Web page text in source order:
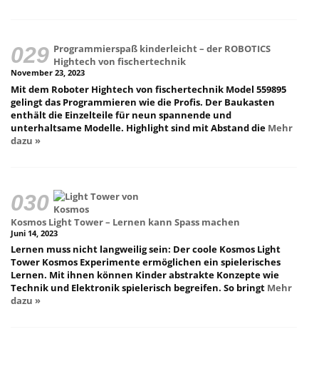
Programmierspaß kinderleicht – der ROBOTICS
Hightech von fischertechnik
November 23, 2023
Mit dem Roboter Hightech von fischertechnik Model 559895
gelingt das Programmieren wie die Profis. Der Baukasten
enthält die Einzelteile für neun spannende und
unterhaltsame Modelle. Highlight sind mit Abstand die Mehr
dazu »
Kosmos Light Tower – Lernen kann Spass machen
Juni 14, 2023
Lernen muss nicht langweilig sein: Der coole Kosmos Light
Tower Kosmos Experimente ermöglichen ein spielerisches
Lernen. Mit ihnen können Kinder abstrakte Konzepte wie
Technik und Elektronik spielerisch begreifen. So bringt Mehr
dazu »